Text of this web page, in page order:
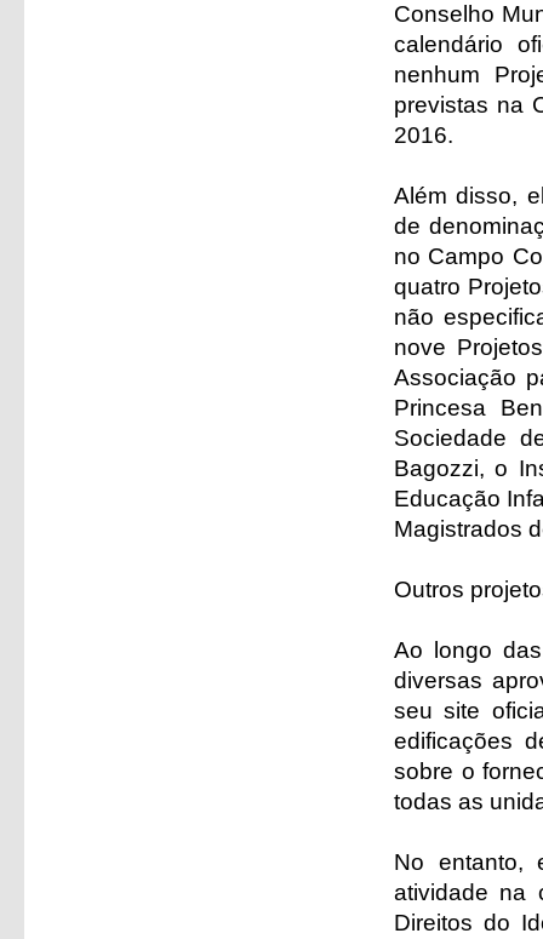
Conselho
calendário
nenhum
previstas na
2016.
Além disso,
de
no Campo
quatro
não
nove
Associação
Princesa
Sociedade
Bagozzi, o
Educação
Magistrados
Outros
Ao longo
diversas
seu site
edificações
sobre o
todas as
No entanto,
atividade na
Direitos do